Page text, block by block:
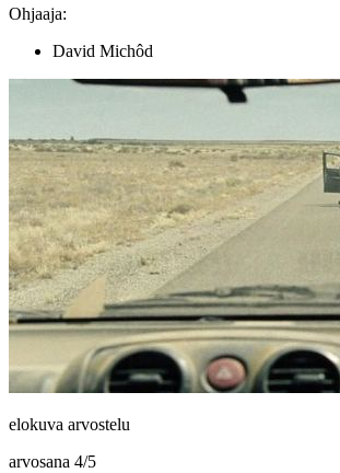
Ohjaaja:
David Michôd
elokuva arvostelu
arvosana 4/5